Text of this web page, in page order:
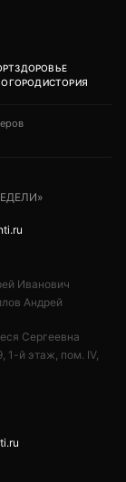
ЗДОРОВЬЕ
ИСТОРИЯ
Иванович
Андрей
Сергеевна
1-й этаж, пом. IV,